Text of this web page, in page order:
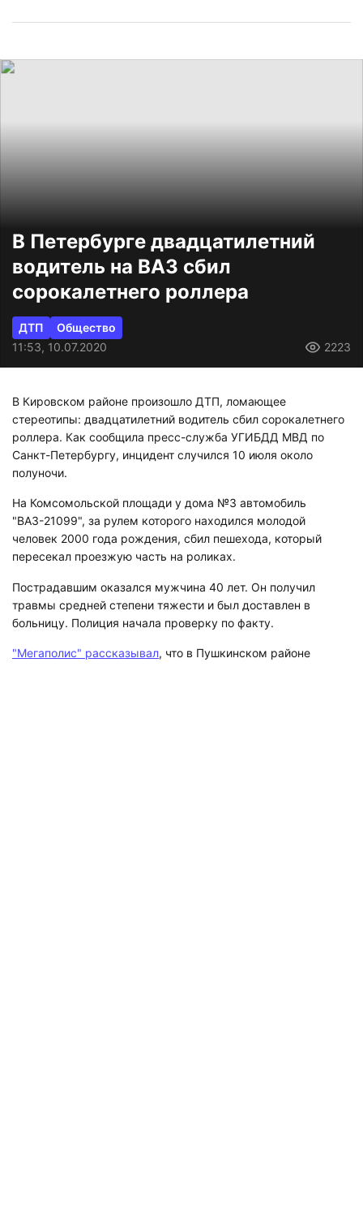
В Петербурге двадцатилетний
водитель на ВАЗ сбил
сорокалетнего роллера
ДТП
Общество
11:53, 10.07.2020
2223
В Кировском районе произошло ДТП, ломающее
стереотипы: двадцатилетний водитель сбил сорокалетнего
роллера. Как сообщила пресс-служба УГИБДД МВД по
Санкт-Петербургу, инцидент случился 10 июля около
полуночи.
На Комсомольской площади у дома №3 автомобиль
"ВАЗ-21099", за рулем которого находился молодой
человек 2000 года рождения, сбил пешехода, который
пересекал проезжую часть на роликах.
Пострадавшим оказался мужчина 40 лет. Он получил
травмы средней степени тяжести и был доставлен в
больницу. Полиция начала проверку по факту.
"Мегаполис" рассказывал, что в Пушкинском районе